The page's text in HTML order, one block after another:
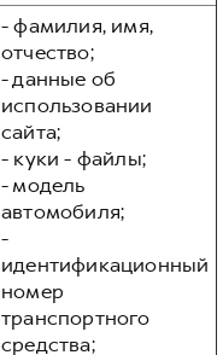
- фамилия, имя,
отчество;
- данные об
использовании
сайта;
- куки - файлы;
- модель
автомобиля;
-
идентификационный
номер
транспортного
средства;